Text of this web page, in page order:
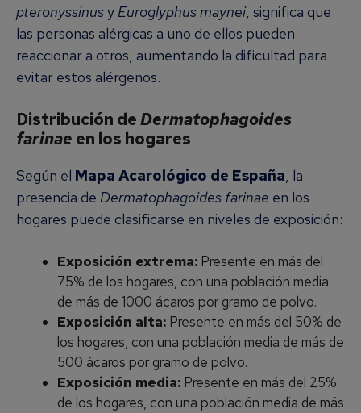
pteronyssinusyEuroglyphus maynei, significa que
las personas alérgicas a uno de ellos pueden
reaccionar a otros, aumentando la dificultad para
evitar estos alérgenos.
Distribución deDermatophagoides
farinae en los hogares
Según el Mapa Acarológico de España, la
presencia de Dermatophagoides farinae en los
hogares puede clasificarse en niveles de exposición:
Exposición extrema: Presente en más del
75% de los hogares, con una población media
de más de 1000 ácaros por gramo de polvo.
Exposición alta: Presente en más del 50% de
los hogares, con una población media de más de
500 ácaros por gramo de polvo.
Exposición media: Presente en más del 25%
de los hogares, con una población media de más